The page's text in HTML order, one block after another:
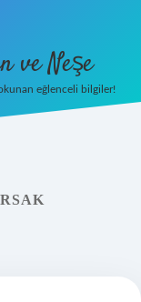
ve Neşe
eğlenceli bilgiler!